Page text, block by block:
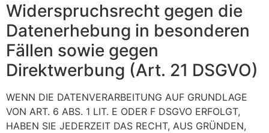
Widerspruchsrecht gegen die
Datenerhebung in besonderen
Fällen sowie gegen
Direktwerbung (Art. 21 DSGVO)
WENN DIE DATENVERARBEITUNG AUF GRUNDLAGE
VON ART. 6 ABS. 1 LIT. E ODER F DSGVO ERFOLGT,
HABEN SIE JEDERZEIT DAS RECHT, AUS GRÜNDEN,